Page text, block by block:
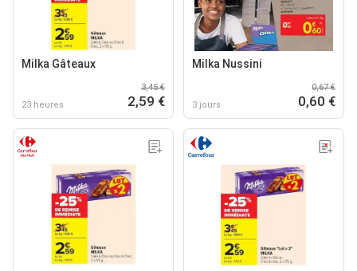
Milka Gâteaux
23 heures
3,45 €
2,59 €
Milka Nussini
3 jours
0,67 €
0,60 €